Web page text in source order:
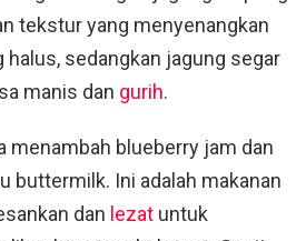
tekstur yang menyenangkan
halus, sedangkan jagung segar
manis dan gurih.
menambah blueberry jam dan
buttermilk. Ini adalah makanan
dan lezat untuk